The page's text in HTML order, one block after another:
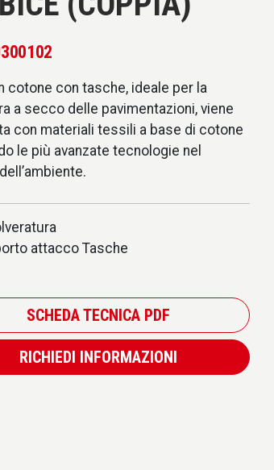
cotone con tasche, ideale per la
a secco delle pavimentazioni, viene
con materiali tessili a base di cotone
le più avanzate tecnologie nel
attacco Tasche
SCHEDA TECNICA PDF
RICHIEDI INFORMAZIONI